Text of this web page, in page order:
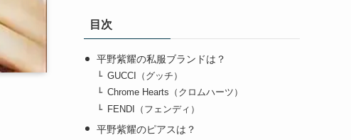
ブ目次
平野紫耀の私服ブランドは？
GUCCI（グッチ）
Chrome Hearts（クロムハーツ）
FENDI（フェンディ）
平野紫耀のピアスは？